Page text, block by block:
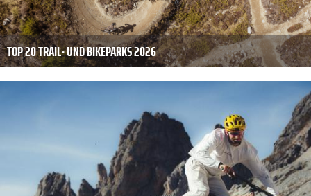
TOP 20 TRAIL- UND BIKEPARKS 2026